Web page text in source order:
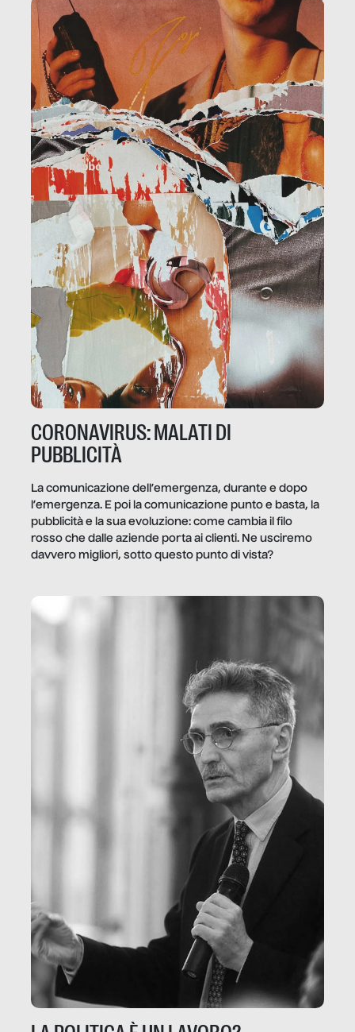
CORONAVIRUS: MALATI DI
PUBBLICITÀ
La comunicazione dell’emergenza, durante e dopo
l’emergenza. E poi la comunicazione punto e basta, la
pubblicità e la sua evoluzione: come cambia il filo
rosso che dalle aziende porta ai clienti. Ne usciremo
davvero migliori, sotto questo punto di vista?